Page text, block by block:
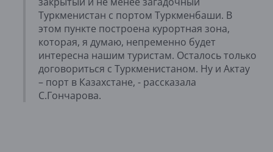
Туркменистан с портом Туркменбаши. В
этом пункте построена курортная зона,
которая, я думаю, непременно будет
интересна нашим туристам. Осталось только
договориться с Туркменистаном. Ну и Актау
– порт в Казахстане, - рассказала
С.Гончарова.